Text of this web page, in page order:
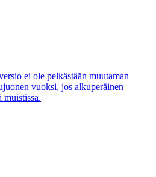
ei ole pelkästään muutaman
vuoksi, jos alkuperäinen
muistissa.